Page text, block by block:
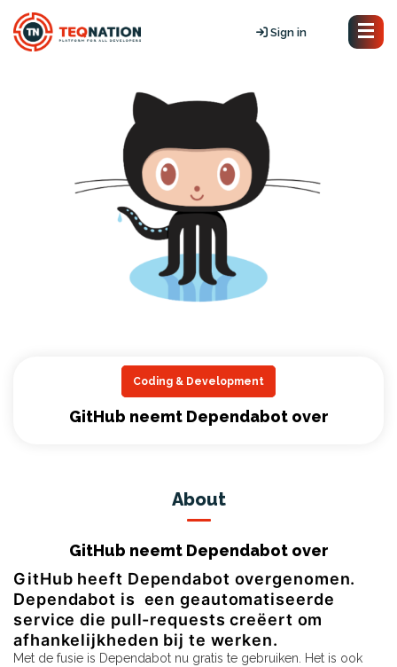
Sign in
Coding & Development
GitHub neemt Dependabot over
About
GitHub neemt Dependabot over
GitHub heeft Dependabot overgenomen.
Dependabot is een geautomatiseerde
service die pull-requests creëert om
afhankelijkheden bij te werken.
Met de fusie is Dependabot nu gratis te gebruiken. Het is ook